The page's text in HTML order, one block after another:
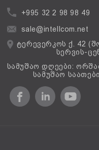
+995 32 2 98 98 49
sale@intellcom.net
ტერევერკოს ქ. 42
სერვის-
სამუშაო დღეები:
სამუშაო